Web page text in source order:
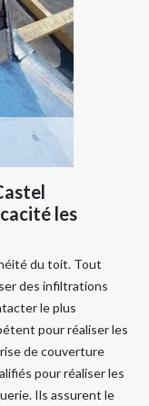
les
du toit. Tout
des infiltrations
le plus
pour réaliser les
de couverture
pour réaliser les
Ils assurent le